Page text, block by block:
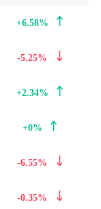
+6.58%
-5.25%
+2.34%
+0%
-6.55%
-0.35%